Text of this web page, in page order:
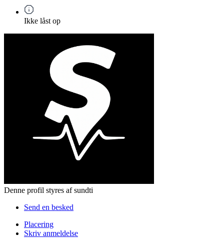
Ikke låst op
Denne profil styres af sundti
Send en besked
Placering
Skriv anmeldelse